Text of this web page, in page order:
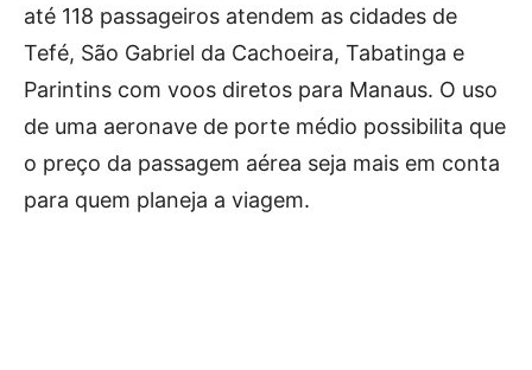
até 118 passageiros atendem as cidades de
Tefé, São Gabriel da Cachoeira, Tabatinga e
Parintins com voos diretos para Manaus. O uso
de uma aeronave de porte médio possibilita que
o preço da passagem aérea seja mais em conta
para quem planeja a viagem.